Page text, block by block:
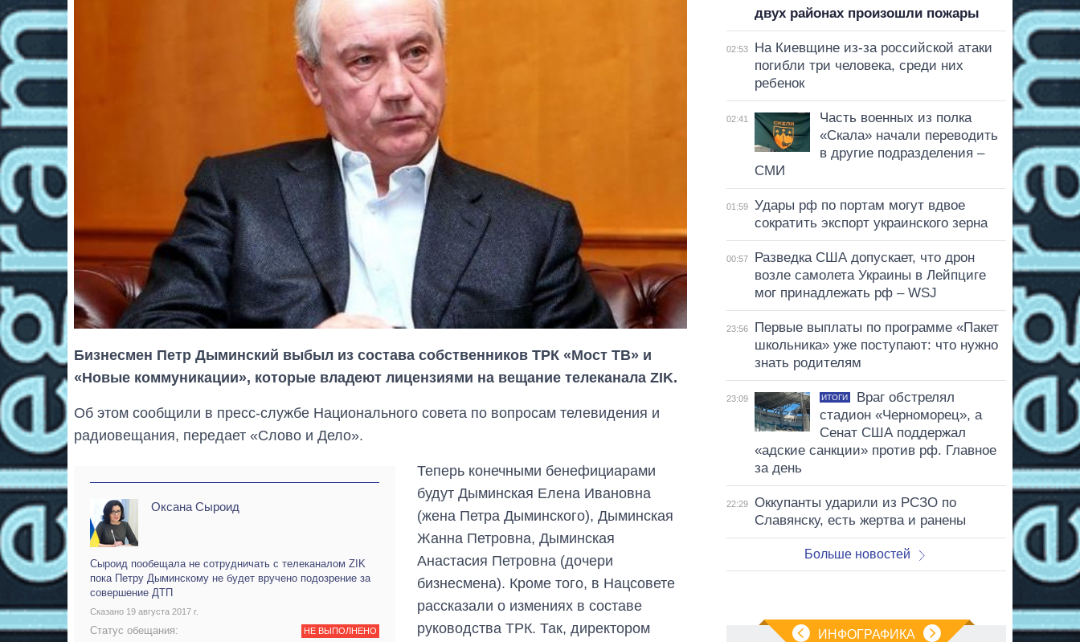
Бизнесмен Петр Дыминский выбыл из состава собственников ТРК «Мост ТВ» и
«Новые коммуникации», которые владеют лицензиями на вещание телеканала ZIK.
Об этом сообщили в пресс-службе Национального совета по вопросам телевидения и
радиовещания, передает «Слово и Дело».
Оксана Сыроид
Сыроид пообещала не сотрудничать с телеканалом ZIK
пока Петру Дыминскому не будет вручено подозрение за
совершение ДТП
Сказано 19 августа 2017 г.
Статус обещания: НЕ ВЫПОЛНЕНО
Теперь конечными бенефициарами
будут Дыминская Елена Ивановна
(жена Петра Дыминского), Дыминская
Жанна Петровна, Дыминская
Анастасия Петровна (дочери
бизнесмена). Кроме того, в Нацсовете
рассказали о измениях в составе
руководства ТРК. Так, директором
двух районах произошли пожары
02:53
На Киевщине из-за российской атаки
погибли три человека, среди них
ребенок
02:41
Часть военных из полка
«Скала» начали переводить
в другие подразделения –
СМИ
01:59
Удары рф по портам могут вдвое
сократить экспорт украинского зерна
00:57
Разведка США допускает, что дрон
возле самолета Украины в Лейпциге
мог принадлежать рф – WSJ
23:56
Первые выплаты по программе «Пакет
школьника» уже поступают: что нужно
знать родителям
23:09 ИТОГИ
Враг обстрелял
стадион «Черноморец», а
Сенат США поддержал
«адские санкции» против рф. Главное
за день
22:29
Оккупанты ударили из РСЗО по
Славянску, есть жертва и ранены
Больше новостей
ИНФОГРАФИКА